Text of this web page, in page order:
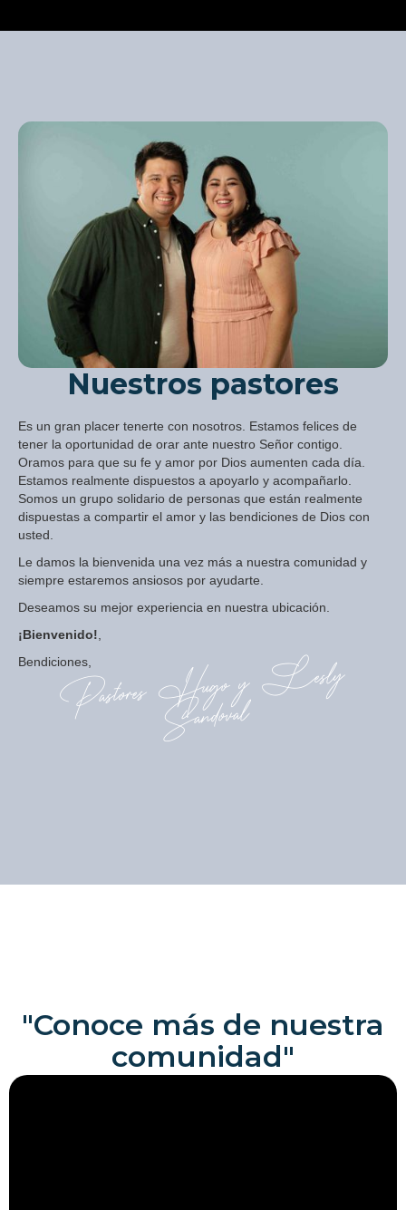
Nuestros pastores
Es un gran placer tenerte con nosotros. Estamos felices de
tener la oportunidad de orar ante nuestro Señor contigo.
Oramos para que su fe y amor por Dios aumenten cada día.
Estamos realmente dispuestos a apoyarlo y acompañarlo.
Somos un grupo solidario de personas que están realmente
dispuestas a compartir el amor y las bendiciones de Dios con
usted.
Le damos la bienvenida una vez más a nuestra comunidad y
siempre estaremos ansiosos por ayudarte.
Deseamos su mejor experiencia en nuestra ubicación.
¡Bienvenido!
Bendiciones,Pastores
Hugo y
Lesly
Sandoval
"Conoce más de nuestra
comunidad"